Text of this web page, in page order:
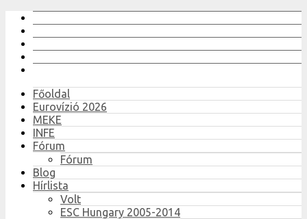
Főoldal
Eurovízió 2026
MEKE
INFE
Fórum
Fórum
Blog
Hírlista
Volt
ESC Hungary 2005-2014